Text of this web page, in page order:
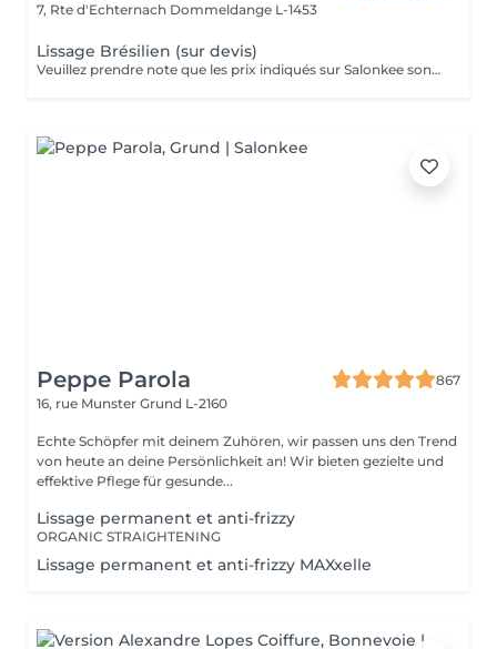
7, Rte d'Echternach Dommeldange L-1453
Lissage Brésilien (sur devis)
Veuillez prendre note que les prix indiqués sur Salonkee sont communiqués à titre informatif et s'entendent de base. Ces derniers sont susceptibles de varier selon le diagnostic réalisé à votre arrivée au salon et l'expertise du professionnel à qui vous confiez votre beauté. Dans tous les cas, un devis précis vous sera proposé et toutes réalisations de prestations seront effectuées avec votre accord. Un grand merci d'avance pour votre compréhension. Au plaisir de vous recevoir très vite.
Peppe Parola
867
16, rue Munster Grund L-2160
Echte Schöpfer mit deinem Zuhören, wir passen uns den Trend
von heute an deine Persönlichkeit an! Wir bieten gezielte und
effektive Pflege für gesunde...
Lissage permanent et anti-frizzy
ORGANIC STRAIGHTENING
Lissage permanent et anti-frizzy MAXxelle